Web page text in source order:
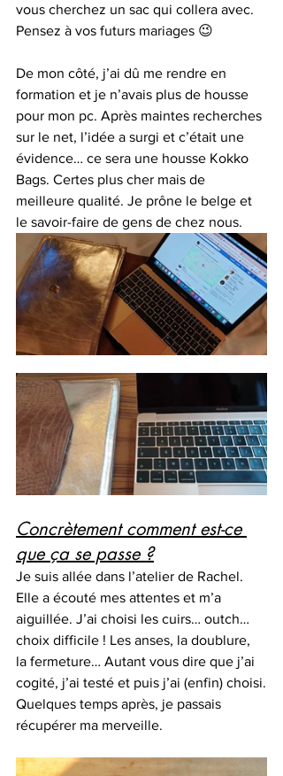
vous cherchez un sac qui collera avec.
Pensez à vos futurs mariages 😉
De mon côté, j’ai dû me rendre en
formation et je n’avais plus de housse
pour mon pc. Après maintes recherches
sur le net, l’idée a surgi et c’était une
évidence… ce sera une housse Kokko
Bags. Certes plus cher mais de
meilleure qualité. Je prône le belge et
le savoir-faire de gens de chez nous.
Concrètement comment est-ce
que ça se passe ?
Je suis allée dans l’atelier de Rachel.
Elle a écouté mes attentes et m’a
aiguillée. J’ai choisi les cuirs… outch…
choix difficile ! Les anses, la doublure,
la fermeture… Autant vous dire que j’ai
cogité, j’ai testé et puis j’ai (enfin) choisi.
Quelques temps après, je passais
récupérer ma merveille.